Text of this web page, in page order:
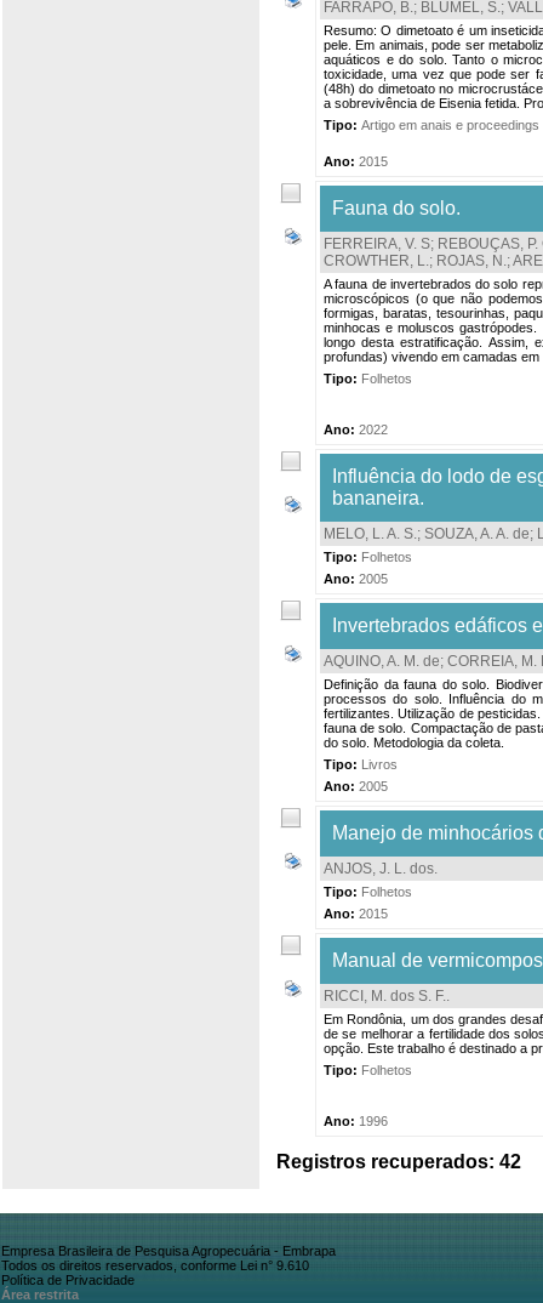
FARRAPO, B.; BLUMEL, S.;
Resumo: O dimetoato é um
pele. Em animais, pode ser
aquáticos e do solo. Tanto o
toxicidade, uma vez que pode ser
(48h) do dimetoato no
a sobrevivência de Eisenia fetida.
Tipo: Artigo em anais e proceedings
Ano: 2015
Fauna do solo.
FERREIRA, V. S; REBOUÇAS, P.
CROWTHER, L.; ROJAS, N.;
A fauna de invertebrados do solo
microscópicos (o que não
formigas, baratas, tesourinhas,
minhocas e moluscos
longo desta estratificação. Assim,
profundas) vivendo em camadas
Tipo: Folhetos
Ano: 2022
Influência do lodo de
bananeira.
MELO, L. A. S.; SOUZA, A. A. de;
Tipo: Folhetos
Ano: 2005
Invertebrados edáficos
AQUINO, A. M. de; CORREIA, M.
Definição da fauna do solo.
processos do solo. Influência do
fertilizantes. Utilização de
fauna de solo. Compactação de
do solo. Metodologia da coleta.
Tipo: Livros
Ano: 2005
Manejo de minhocários
ANJOS, J. L. dos.
Tipo: Folhetos
Ano: 2015
Manual de
RICCI, M. dos S. F..
Em Rondônia, um dos grandes
de se melhorar a fertilidade dos
opção. Este trabalho é destinado a
Tipo: Folhetos
Ano: 1996
Registros recuperados: 42
Empresa Brasileira de Pesquisa Agropecuária - Embrapa
Todos os direitos reservados, conforme Lei n° 9.610
Política de Privacidade
Área restrita